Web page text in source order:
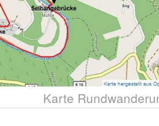
Karte